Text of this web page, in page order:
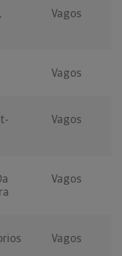
Vagos
Vagos
Vagos
Vagos
Vagos